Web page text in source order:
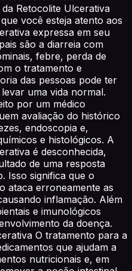
Retocolite Ulcerativa
você esteja atento aos
expressa em seu
são a diarreia com
febre, perda de
o tratamento e
das pessoas pode ter
uma vida normal.
por um médico
avaliação do histórico
endoscopia e,
e histológicos. A
é desconhecida,
de uma resposta
Isso significa que o
ataca erroneamente as
inflamação. Além
e imunológicos
da doença.
O tratamento para a
que ajudam a
nutricionais e, em